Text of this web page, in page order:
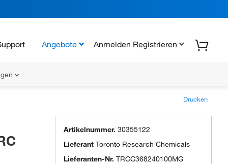
Angebote Anmelden Registrieren
Drucken
Artikelnummer. 30355122
Lieferant Toronto Research Chemicals
Lieferanten-Nr. TRCC368240100MG